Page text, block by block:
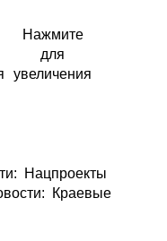
Нажмите
для
увеличения
Нацпроекты
Краевые